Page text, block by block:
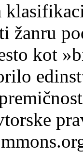
žanru
kot